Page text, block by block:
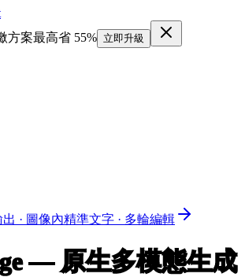
方案最高省 55% 立即升級
· 圖像內精準文字 · 多輪編輯
— 原生多模態生成